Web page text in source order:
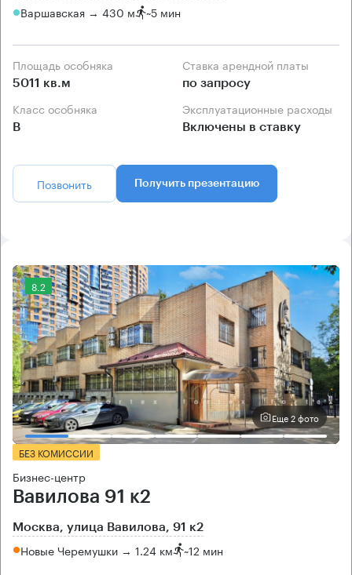
Варшавская → 430 м ~5 мин
Площадь особняка
5011 кв.м
Ставка арендной платы
по запросу
Класс особняка
B
Эксплуатационные расходы
Включены в ставку
Позвонить Получить презентацию
8.2
Еще 2 фото
БЕЗ КОМИССИИ
Бизнес-центр
Вавилова 91 к2
Москва, улица Вавилова, 91 к2
Новые Черемушки → 1.24 км ~12 мин